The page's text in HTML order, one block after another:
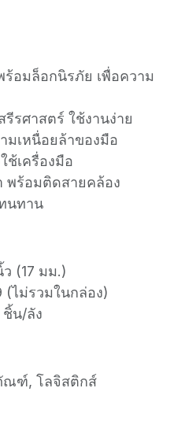
อมล็อกนิรภัย เพื่อความ
รศาสตร์ ใช้งานง่าย
มเหนื่อยล้าของมือ
ช้เครื่องมือ
พร้อมติดสายคล้อง
นทาน
(17 มม.)
(ไม่รวมในกล่อง)
ชิ้น/ลัง
ณฑ์, โลจิสติกส์